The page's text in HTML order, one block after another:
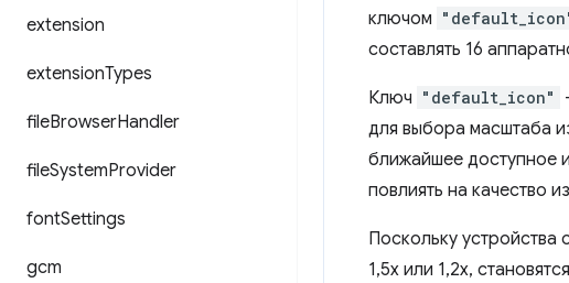
extension
extensionTypes
fileBrowserHandler
fileSystemProvider
fontSettings
gcm
ключом
составлять 16
Ключ "default_icon"
для выбора масштаба
ближайшее доступное
повлиять на качество
Поскольку
1,5x или 1,2x,